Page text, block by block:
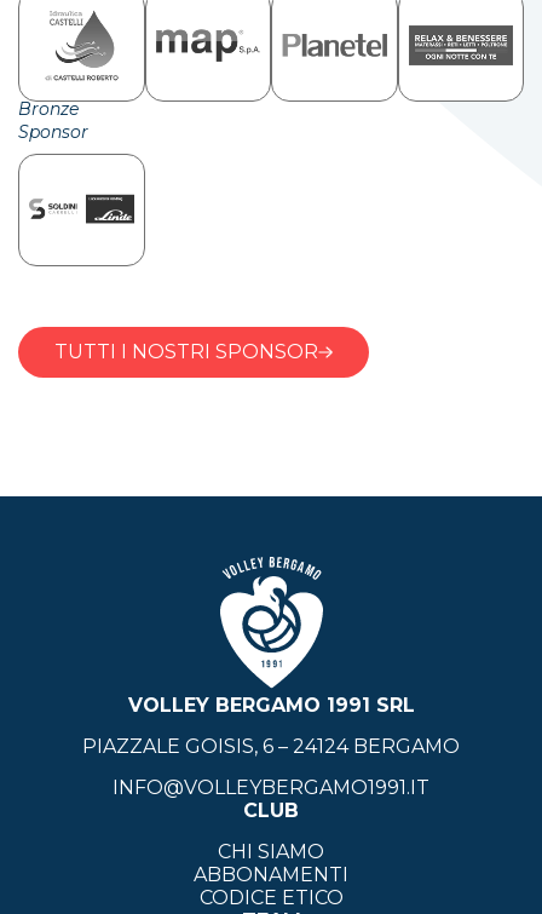
Bronze
Sponsor
TUTTI I NOSTRI SPONSOR
VOLLEY BERGAMO 1991 SRL
PIAZZALE GOISIS, 6 – 24124 BERGAMO
INFO@VOLLEYBERGAMO1991.IT
CLUB
CHI SIAMO
ABBONAMENTI
CODICE ETICO